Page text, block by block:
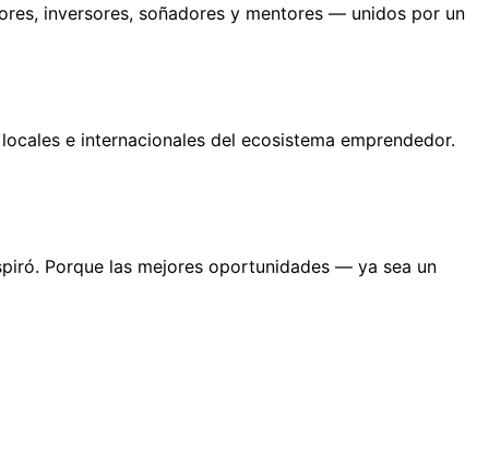
inversores, soñadores y mentores — unidos por un
e internacionales del ecosistema emprendedor.
Porque las mejores oportunidades — ya sea un